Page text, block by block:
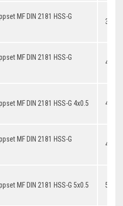
MF DIN 2181 HSS-G
MF DIN 2181 HSS-G
MF DIN 2181 HSS-G 4x0.5 4x0.5
MF DIN 2181 HSS-G
MF DIN 2181 HSS-G 5x0.5 5x0.5